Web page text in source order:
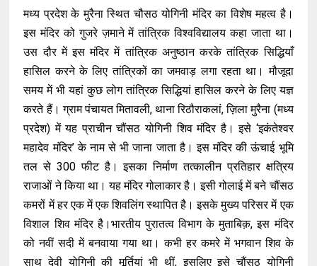
मध्य प्रदेश के मुरैना स्थित चौसठ योगिनी मंदिर का विशेष महत्व है।
इस मंदिर को गुजरे ज़माने में तांत्रिक विश्वविद्यालय कहा जाता था।
उस दौर में इस मंदिर में तांत्रिक अनुष्ठान करके तांत्रिक सिद्धियाँ
हासिल करने के लिए तांत्रिकों का जमवाड़ लगा रहता था। मौजूदा
समय में भी यहां कुछ लोग तांत्रिक सिद्धियां हासिल करने के लिए यज्ञ
करते हैं। ग्राम पंचायत मितावली, थाना रिठौराकलां, ज़िला मुरैना (मध्य
प्रदेश) में यह प्राचीन चौंसठ योगिनी शिव मंदिर है। इसे ‘इकंतेश्वर
महादेव मंदिर’ के नाम से भी जाना जाता है। इस मंदिर की ऊंचाई भूमि
तल से 300 फीट है। इसका निर्माण तत्कालीन प्रतिहार क्षत्रिय
राजाओं ने किया था। यह मंदिर गोलाकार है। इसी गोलाई में बने चौंसठ
कमरों में हर एक में एक शिवलिंग स्थापित है। इसके मुख्य परिसर में एक
विशाल शिव मंदिर है।भारतीय पुरातत्व विभाग के मुताबिक़, इस मंदिर
को नवीं सदी में बनवाया गया था। कभी हर कमरे में भगवान शिव के
साथ देवी योगिनी की मूर्तियां भी थीं, इसलिए इसे चौंसठ योगिनी